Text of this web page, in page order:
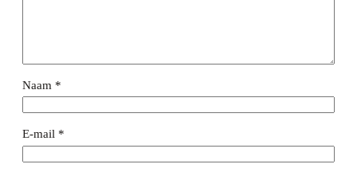
Naam *
E-mail *